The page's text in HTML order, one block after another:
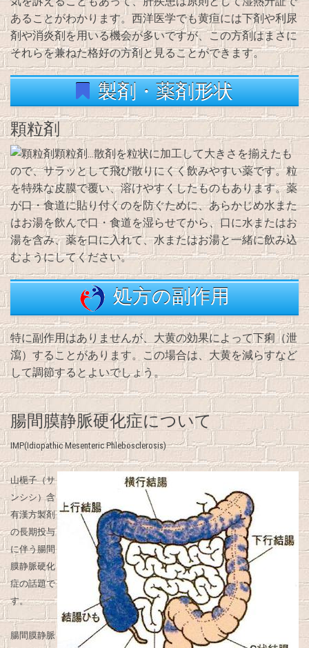
あることがわかります。西洋医学でも黄疸には下剤や利尿
剤や消炎剤を用いる機会が多いですが、この方剤はまさに
それらを兼ねた格好の方剤と見ることができます。
製剤・薬剤形状
顆粒剤
顆粒剤…散剤を粒状に加工して大きさを揃えたも
ので、サラッとして飛び散りにくく飲みやすい薬です。粒
を特殊な皮膜で覆い、溶けやすくしたものもあります。薬
が口・食道に貼り付くのを防ぐために、あらかじめ水また
はお湯を飲んで口・食道を湿らせてから、口に水またはお
湯を含み、薬を口に入れて、水またはお湯と一緒に飲み込
むようにしてください。
処方の副作用
特に副作用はありませんが、大黄の効果によって下痢（泄
瀉）することがあります。この場合は、大黄を減らすなど
して調節するとよいでしょう。
腸間膜静脈硬化症について
IMP(Idiopathic Mesenteric Phlebosclerosis)
山梔子（サ
ンシシ）含
有漢方製剤
の長期投与
に伴う腸間
膜静脈硬化
症の話題で
す。
腸間膜静脈